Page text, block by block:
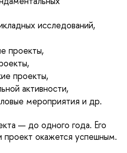
исследований,
проекты,
проекты,
активности,
мероприятия и др.
— до одного года. Его
окажется успешным.